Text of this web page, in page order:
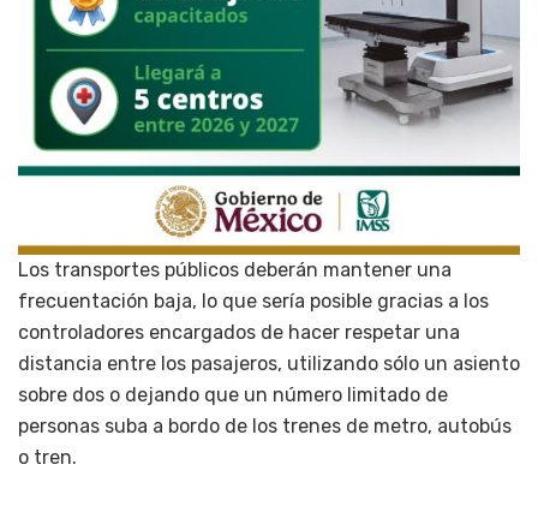
Los transportes públicos deberán mantener una
frecuentación baja, lo que sería posible gracias a los
controladores encargados de hacer respetar una
distancia entre los pasajeros, utilizando sólo un asiento
sobre dos o dejando que un número limitado de
personas suba a bordo de los trenes de metro, autobús
o tren.